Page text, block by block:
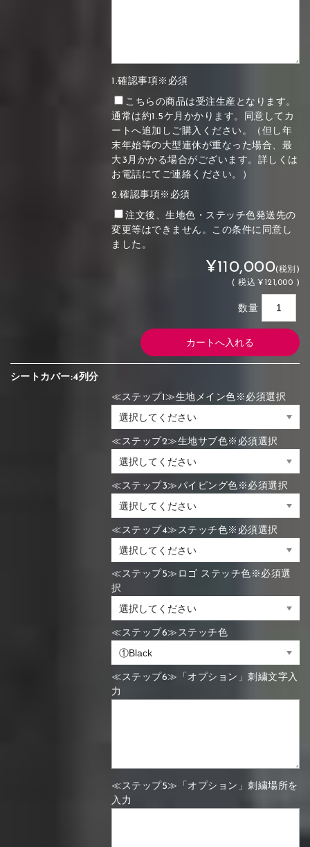
1.確認事項※必須
こちらの商品は受注生産となります。
通常は約1.5ケ月かかります。同意してカ
ートへ追加しご購入ください。（但し年
末年始等の大型連休が重なった場合、最
大3月かかる場合がございます。詳しくは
お電話にてご連絡ください。）
2.確認事項※必須
注文後、生地色・ステッチ色発送先の
変更等はできません。この条件に同意し
ました。
¥110,000(税別)
(税込 ¥121,000 )
数量
シートカバー:4列分
≪ステップ1≫生地メイン色※必須選択
≪ステップ2≫生地サブ色※必須選択
≪ステップ3≫パイピング色※必須選択
≪ステップ4≫ステッチ色※必須選択
≪ステップ5≫ロゴ ステッチ色※必須選
択
≪ステップ6≫ステッチ色
≪ステップ6≫「オプション」刺繍文字入
力
≪ステップ5≫「オプション」刺繍場所を
入力